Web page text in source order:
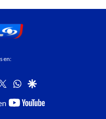
en:
twitterwhatsapp
google
youtube-